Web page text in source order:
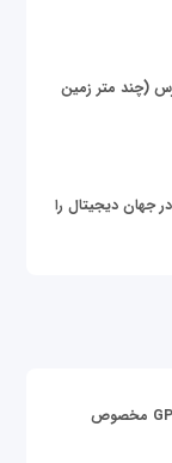
متاورس (چند متر زمین
جهان دیجیتال را
قیمت سرور گرافیکی | خرید GPU Server مخصوص